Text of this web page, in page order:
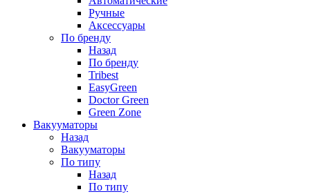
Ручные
Аксессуары
По бренду
Назад
По бренду
Tribest
EasyGreen
Doctor Green
Green Zone
Вакууматоры
Назад
Вакууматоры
По типу
Назад
По типу